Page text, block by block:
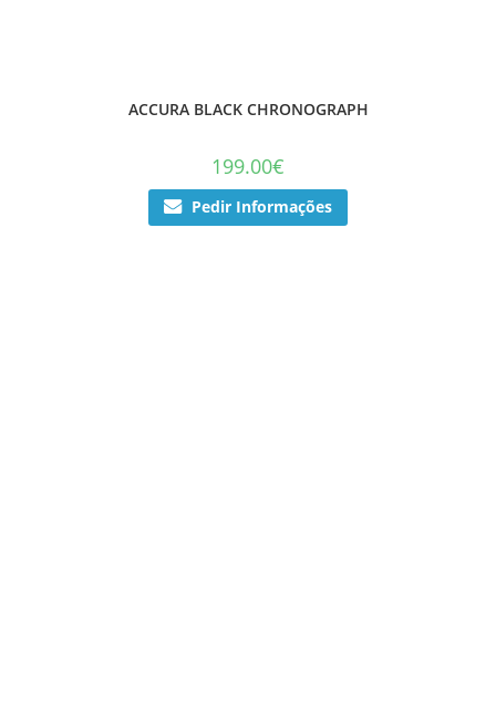
ACCURA BLACK CHRONOGRAPH
199.00€
Pedir Informações